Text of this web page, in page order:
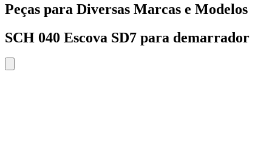
Peças para Diversas Marcas e Modelos
SCH 040 Escova SD7 para demarrador